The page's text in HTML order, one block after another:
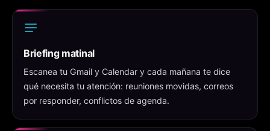
Briefing matinal
Escanea tu Gmail y Calendar y cada mañana te dice
qué necesita tu atención: reuniones movidas, correos
por responder, conflictos de agenda.